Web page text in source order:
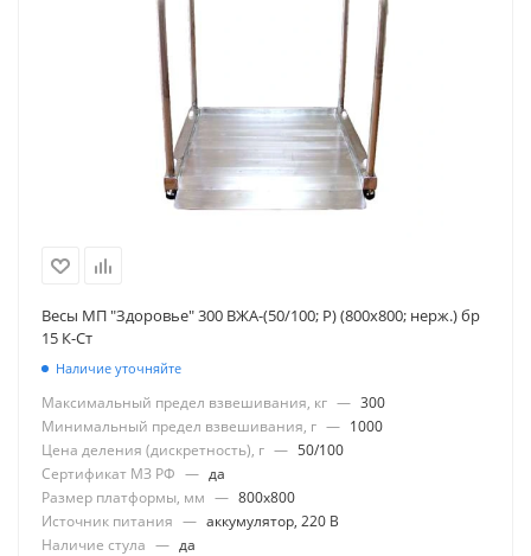
Весы МП "Здоровье" 300 ВЖА-(50/100; Р) (800х800; нерж.) бр
15 К-Ст
Наличие уточняйте
Максимальный предел взвешивания, кг — 300
Минимальный предел взвешивания, г — 1000
Цена деления (дискретность), г — 50/100
Сертификат МЗ РФ — да
Размер платформы, мм — 800x800
Источник питания — аккумулятор, 220 В
Наличие стула — да